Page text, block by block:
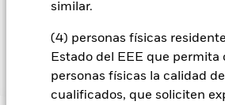
similar.
(4) personas físicas
Estado del EEE que permita
personas físicas la calidad
cualificados, que soliciten
divisas está disponible mediante